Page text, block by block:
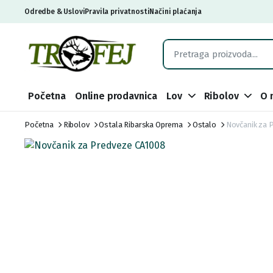
Odredbe & UsloviPravila privatnostiNačini plaćanja
Početna Online prodavnica Lov Ribolov O
Početna Ribolov Ostala Ribarska Oprema Ostalo Novčanik za